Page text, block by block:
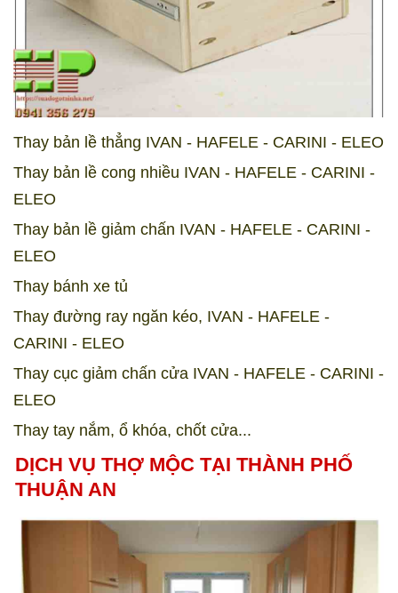
Thay bản lề thẳng IVAN - HAFELE - CARINI - ELEO
Thay bản lề cong nhiều IVAN - HAFELE - CARINI -
ELEO
Thay bản lề giảm chấn IVAN - HAFELE - CARINI -
ELEO
Thay bánh xe tủ
Thay đường ray ngăn kéo, IVAN - HAFELE -
CARINI - ELEO
Thay cục giảm chấn cửa IVAN - HAFELE - CARINI -
ELEO
Thay tay nắm, ổ khóa, chốt cửa...
DỊCH VỤ THỢ MỘC TẠI THÀNH PHỐ
THUẬN AN